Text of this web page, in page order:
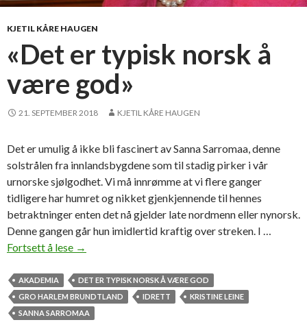
e
KJETIL KÅRE HAUGEN
«Det er typisk norsk å
være god»
21. SEPTEMBER 2018 KJETIL KÅRE HAUGEN
Det er umulig å ikke bli fascinert av Sanna Sarromaa, denne
solstrålen fra innlandsbygdene som til stadig pirker i vår
urnorske sjølgodhet. Vi må innrømme at vi flere ganger
tidligere har humret og nikket gjenkjennende til hennes
betraktninger enten det nå gjelder late nordmenn eller nynorsk.
Denne gangen går hun imidlertid kraftig over streken. I …
Fortsett å lese «
e
t
e
→
AKADEMIA
DET ER TYPISK NORSK Å VÆRE GOD
GRO HARLEM BRUNDTLAND
IDRETT
KRISTINE LEINE
SANNA SARROMAA